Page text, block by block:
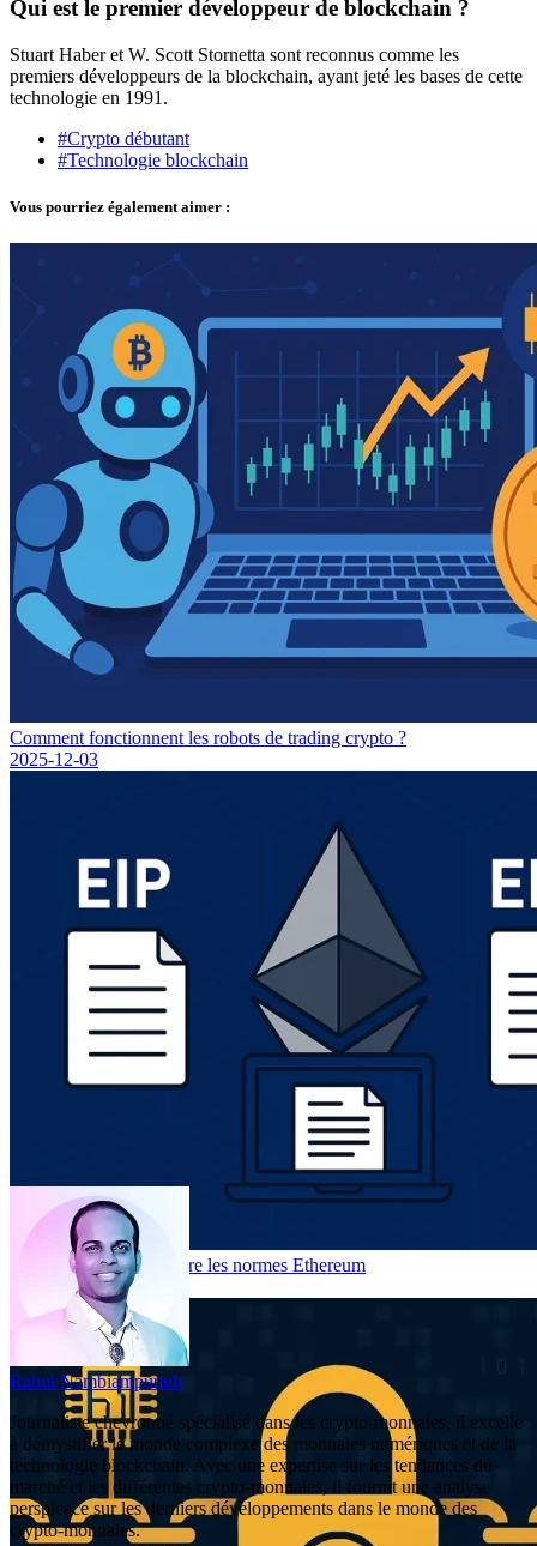
Qui est le premier développeur de blockchain ?
Stuart Haber et W. Scott Stornetta sont reconnus comme les
premiers développeurs de la blockchain, ayant jeté les bases de cette
technologie en 1991.
#Crypto débutant
#Technologie blockchain
Vous pourriez également aimer :
Comment fonctionnent les robots de trading crypto ?
2025-12-03
EIP et ERC : comprendre les normes Ethereum
2025-12-03
Rahul Nambiampurath
Journaliste chevronné spécialisé dans les crypto-monnaies, il excelle
à démystifier le monde complexe des monnaies numériques et de la
technologie blockchain. Avec une expertise sur les tendances du
marché et les différentes crypto-monnaies, il fournit une analyse
perspicace sur les derniers développements dans le monde des
crypto-monnaies.